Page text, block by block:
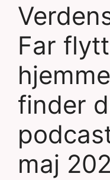
Far
finder
maj